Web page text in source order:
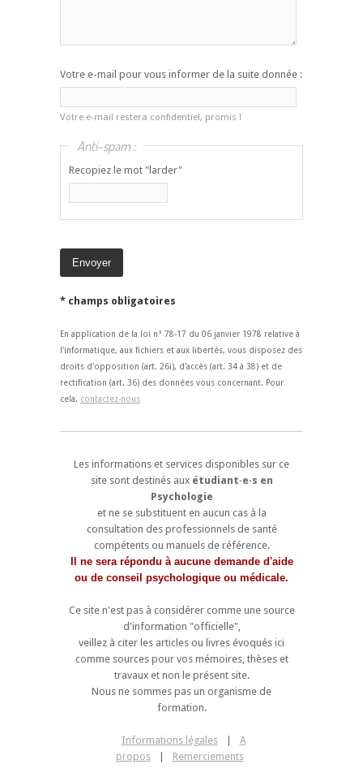
Votre e-mail pour vous informer de la suite donnée :
Votre e-mail restera confidentiel, promis !
Anti-spam :
Recopiez le mot "larder"
* champs obligatoires
En application de la loi n° 78-17 du 06 janvier 1978 relative à
l'informatique, aux fichiers et aux libertés, vous disposez des
droits d'opposition (art. 26i), d'accès (art. 34 à 38) et de
rectification (art. 36) des données vous concernant. Pour
cela, contactez-nous
Les informations et services disponibles sur ce
site sont destinés aux étudiant·e·s en
Psychologie
et ne se substituent en aucun cas à la
consultation des professionnels de santé
compétents ou manuels de référence.
Il ne sera répondu à aucune demande d'aide
ou de conseil psychologique ou médicale.
Ce site n'est pas à considérer comme une source
d'information "officielle",
veillez à citer les articles ou livres évoqués ici
comme sources pour vos mémoires, thèses et
travaux et non le présent site.
Nous ne sommes pas un organisme de
formation.
Informations légales
A
propos
Remerciements